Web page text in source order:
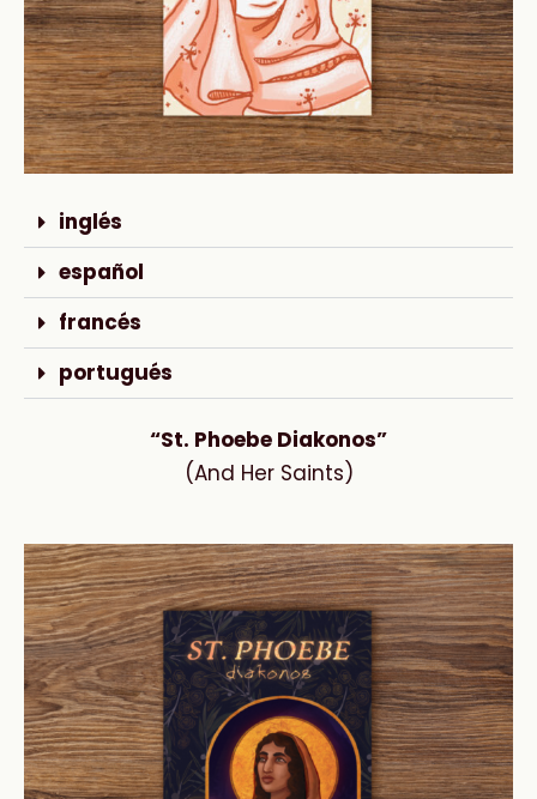
inglés
español
francés
portugués
“St. Phoebe Diakonos”
(And Her Saints)